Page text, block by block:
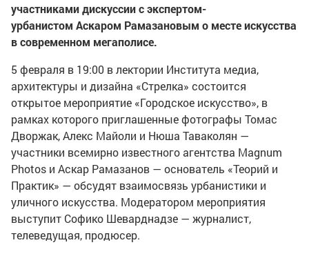
участниками дискуссии с экспертом-
урбанистом Аскаром Рамазановым о месте искусства
в современном мегаполисе.
5 февраля в 19:00 в лектории Института медиа,
архитектуры и дизайна «Стрелка» состоится
открытое мероприятие «Городское искусство», в
рамках которого приглашенные фотографы Томас
Дворжак, Алекс Майоли и Нюша Таваколян —
участники всемирно известного агентства Magnum
Photos и Аскар Рамазанов — основатель «Теорий и
Практик» — обсудят взаимосвязь урбанистики и
уличного искусства. Модератором мероприятия
выступит Софико Шеварднадзе — журналист,
телеведущая, продюсер.